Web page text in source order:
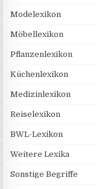
Modelexikon
Möbellexikon
Pflanzenlexikon
Küchenlexikon
Medizinlexikon
Reiselexikon
BWL-Lexikon
Weitere Lexika
Sonstige Begriffe